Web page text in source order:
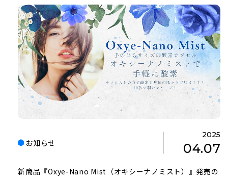
お知らせ
2025
04.07
新商品『Oxye-Nano Mist（オキシーナノミスト）』発売の